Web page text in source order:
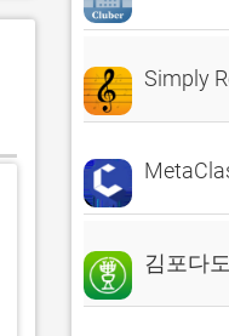
Simply
김포다